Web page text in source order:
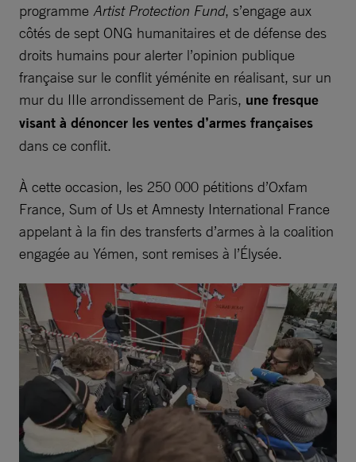
programme Artist Protection Fund, s’engage aux
côtés de sept ONG humanitaires et de défense des
droits humains pour alerter l’opinion publique
française sur le conflit yéménite en réalisant, sur un
mur du IIIe arrondissement de Paris, une fresque
visant à dénoncer les ventes d’armes françaises
dans ce conflit.
À cette occasion, les 250 000 pétitions d’Oxfam
France, Sum of Us et Amnesty International France
appelant à la fin des transferts d’armes à la coalition
engagée au Yémen, sont remises à l’Élysée.